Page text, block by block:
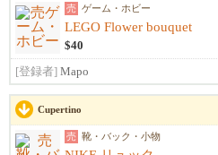
売 ゲーム・ホビー
LEGO Flower bouquet
$40
[登録者] Mapo
Cupertino
売 靴・バック・小物